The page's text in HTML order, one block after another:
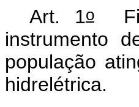
Art. 1o
instrumento
população
hidrelétrica.